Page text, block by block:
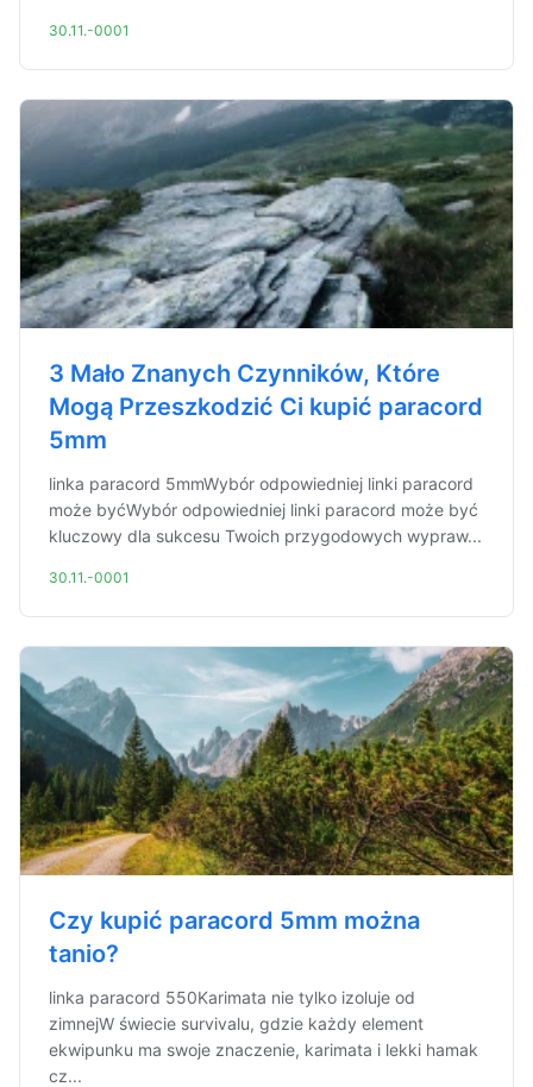
30.11.-0001
3 Mało Znanych Czynników, Które
Mogą Przeszkodzić Ci kupić paracord
5mm
linka paracord 5mmWybór odpowiedniej linki paracord
może byćWybór odpowiedniej linki paracord może być
kluczowy dla sukcesu Twoich przygodowych wypraw...
30.11.-0001
Czy kupić paracord 5mm można
tanio?
linka paracord 550Karimata nie tylko izoluje od
zimnejW świecie survivalu, gdzie każdy element
ekwipunku ma swoje znaczenie, karimata i lekki hamak
cz...